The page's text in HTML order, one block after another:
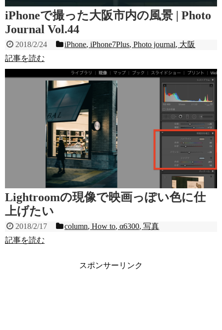
iPhoneで撮った大阪市内の風景 | Photo
Journal Vol.44
2018/2/24 iPhone,iPhone7Plus,Photo journal, 大阪
記事を読む
Lightroomの現像で映画っぽい色に仕
上げたい
2018/2/17 column,How to,α6300,写真
記事を読む
スポンサーリンク